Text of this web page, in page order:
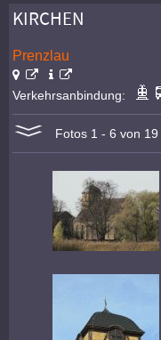
KIRCHEN
Prenzlau
Verkehrsanbindung:
Fotos 1 - 6 von 19